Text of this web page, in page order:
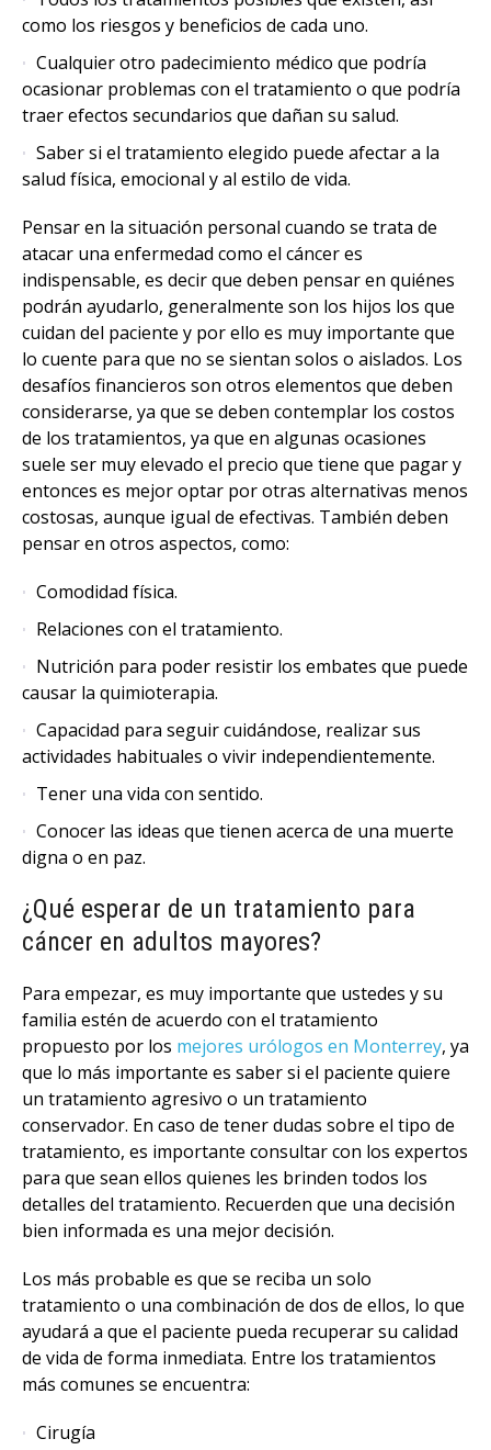
como los riesgos y beneficios de cada uno.
Cualquier otro padecimiento médico que podría
ocasionar problemas con el tratamiento o que podría
traer efectos secundarios que dañan su salud.
Saber si el tratamiento elegido puede afectar a la
salud física, emocional y al estilo de vida.
Pensar en la situación personal cuando se trata de
atacar una enfermedad como el cáncer es
indispensable, es decir que deben pensar en quiénes
podrán ayudarlo, generalmente son los hijos los que
cuidan del paciente y por ello es muy importante que
lo cuente para que no se sientan solos o aislados. Los
desafíos financieros son otros elementos que deben
considerarse, ya que se deben contemplar los costos
de los tratamientos, ya que en algunas ocasiones
suele ser muy elevado el precio que tiene que pagar y
entonces es mejor optar por otras alternativas menos
costosas, aunque igual de efectivas. También deben
pensar en otros aspectos, como:
Comodidad física.
Relaciones con el tratamiento.
Nutrición para poder resistir los embates que puede
causar la quimioterapia.
Capacidad para seguir cuidándose, realizar sus
actividades habituales o vivir independientemente.
Tener una vida con sentido.
Conocer las ideas que tienen acerca de una muerte
digna o en paz.
¿Qué esperar de un tratamiento para
cáncer en adultos mayores?
Para empezar, es muy importante que ustedes y su
familia estén de acuerdo con el tratamiento
propuesto por los mejores urólogos en Monterrey, ya
que lo más importante es saber si el paciente quiere
un tratamiento agresivo o un tratamiento
conservador. En caso de tener dudas sobre el tipo de
tratamiento, es importante consultar con los expertos
para que sean ellos quienes les brinden todos los
detalles del tratamiento. Recuerden que una decisión
bien informada es una mejor decisión.
Los más probable es que se reciba un solo
tratamiento o una combinación de dos de ellos, lo que
ayudará a que el paciente pueda recuperar su calidad
de vida de forma inmediata. Entre los tratamientos
más comunes se encuentra:
Cirugía